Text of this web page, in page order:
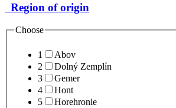
Region of origin
Choose
1
Abov
2
Dolný Zemplín
3
Gemer
4
Hont
5
Horehronie